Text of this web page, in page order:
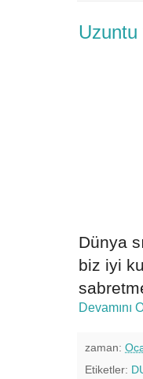
Uzuntu
Dünya
biz iyi
Devamını
zaman:
Etiketler: